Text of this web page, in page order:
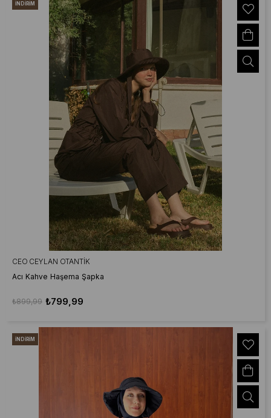
CEO CEYLAN OTANTIK
Acı Kahve Haşema Şapka
₺799,99
₺899,99
İNDIRIM
İNDIRIM